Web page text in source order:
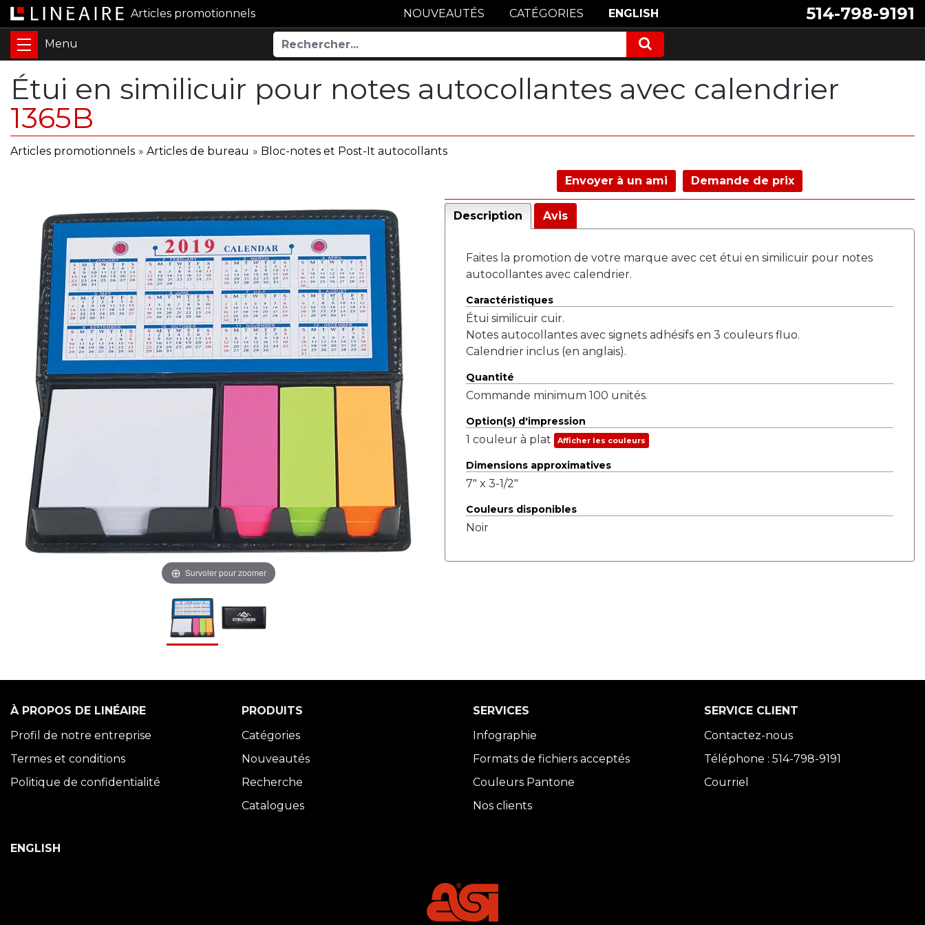
Articles promotionnels 514-798-9191
NOUVEAUTÉS CATÉGORIES ENGLISH
Étui en similicuir pour notes autocollantes avec calendrier
1365B
Articles promotionnels » Articles de bureau » Bloc-notes et Post-It autocollants
Survoler pour zoomer
Envoyer à un ami Demande de prix
Description Avis
Faites la promotion de votre marque avec cet étui en similicuir pour notes
autocollantes avec calendrier.
Caractéristiques
Étui similicuir cuir.
Notes autocollantes avec signets adhésifs en 3 couleurs fluo.
Calendrier inclus (en anglais).
Quantité
Commande minimum 100 unités.
Option(s) d'impression
1 couleur à plat Afficher les couleurs
Dimensions approximatives
7" x 3-1/2"
Couleurs disponibles
Noir
À PROPOS DE LINÉAIRE
Profil de notre entreprise
Termes et conditions
Politique de confidentialité
PRODUITS
Catégories
Nouveautés
Recherche
Catalogues
SERVICES
Infographie
Formats de fichiers acceptés
Couleurs Pantone
Nos clients
SERVICE CLIENT
Contactez-nous
Téléphone : 514-798-9191
Courriel
ENGLISH